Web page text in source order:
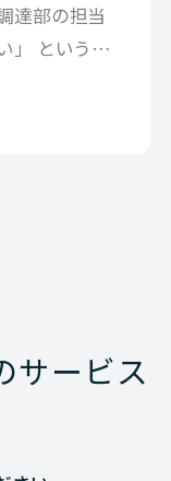
達部の担当
」 というチ
サービス